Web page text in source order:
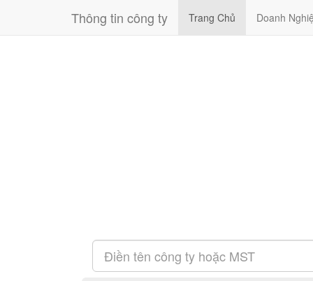
Thông tin công ty Trang Chủ Doanh